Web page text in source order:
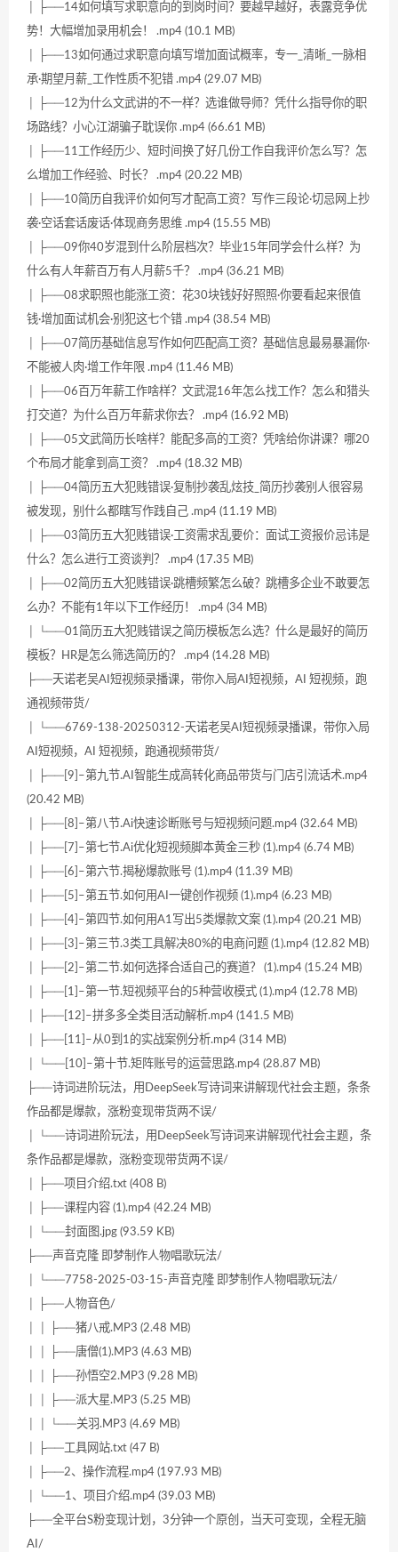
│ ├──14如何填写求职意向的到岗时间？要越早越好，表露竞争优
势！大幅增加录用机会！ .mp4 (10.1 MB)
│ ├──13如何通过求职意向填写增加面试概率，专一_清晰_一脉相
承·期望月薪_工作性质不犯错 .mp4 (29.07 MB)
│ ├──12为什么文武讲的不一样？选谁做导师？凭什么指导你的职
场路线？小心江湖骗子耽误你 .mp4 (66.61 MB)
│ ├──11工作经历少、短时间换了好几份工作自我评价怎么写？怎
么增加工作经验、时长？ .mp4 (20.22 MB)
│ ├──10简历自我评价如何写才配高工资？写作三段论·切忌网上抄
袭·空话套话废话·体现商务思维 .mp4 (15.55 MB)
│ ├──09你40岁混到什么阶层档次？毕业15年同学会什么样？为
什么有人年薪百万有人月薪5千？ .mp4 (36.21 MB)
│ ├──08求职照也能涨工资：花30块钱好好照照·你要看起来很值
钱·增加面试机会·别犯这七个错 .mp4 (38.54 MB)
│ ├──07简历基础信息写作如何匹配高工资？基础信息最易暴漏你·
不能被人肉·增工作年限 .mp4 (11.46 MB)
│ ├──06百万年薪工作啥样？文武混16年怎么找工作？怎么和猎头
打交道？为什么百万年薪求你去？ .mp4 (16.92 MB)
│ ├──05文武简历长啥样？能配多高的工资？凭啥给你讲课？哪20
个布局才能拿到高工资？ .mp4 (18.32 MB)
│ ├──04简历五大犯贱错误·复制抄袭乱炫技_简历抄袭别人很容易
被发现，别什么都瞎写作践自己 .mp4 (11.19 MB)
│ ├──03简历五大犯贱错误·工资需求乱要价：面试工资报价忌讳是
什么？怎么进行工资谈判？ .mp4 (17.35 MB)
│ ├──02简历五大犯贱错误·跳槽频繁怎么破？跳槽多企业不敢要怎
么办？不能有1年以下工作经历！ .mp4 (34 MB)
│ └──01简历五大犯贱错误之简历模板怎么选？什么是最好的简历
模板？HR是怎么筛选简历的？ .mp4 (14.28 MB)
├──天诺老吴AI短视频录播课，带你入局AI短视频，AI 短视频，跑
通视频带货/
│ └──6769-138-20250312-天诺老吴AI短视频录播课，带你入局
AI短视频，AI 短视频，跑通视频带货/
│ ├──[9]–第九节.AI智能生成高转化商品带货与门店引流话术.mp4
(20.42 MB)
│ ├──[8]–第八节.Ai快速诊断账号与短视频问题.mp4 (32.64 MB)
│ ├──[7]–第七节.Ai优化短视频脚本黄金三秒 (1).mp4 (6.74 MB)
│ ├──[6]–第六节.揭秘爆款账号 (1).mp4 (11.39 MB)
│ ├──[5]–第五节.如何用AI一键创作视频 (1).mp4 (6.23 MB)
│ ├──[4]–第四节.如何用A1写出5类爆款文案 (1).mp4 (20.21 MB)
│ ├──[3]–第三节.3类工具解决80%的电商问题 (1).mp4 (12.82 MB)
│ ├──[2]–第二节.如何选择合适自己的赛道？ (1).mp4 (15.24 MB)
│ ├──[1]–第一节.短视频平台的5种营收模式 (1).mp4 (12.78 MB)
│ ├──[12]–拼多多全类目活动解析.mp4 (141.5 MB)
│ ├──[11]–从0到1的实战案例分析.mp4 (314 MB)
│ └──[10]–第十节.矩阵账号的运营思路.mp4 (28.87 MB)
├──诗词进阶玩法，用DeepSeek写诗词来讲解现代社会主题，条条
作品都是爆款，涨粉变现带货两不误/
│ └──诗词进阶玩法，用DeepSeek写诗词来讲解现代社会主题，条
条作品都是爆款，涨粉变现带货两不误/
│ ├──项目介绍.txt (408 B)
│ ├──课程内容 (1).mp4 (42.24 MB)
│ └──封面图.jpg (93.59 KB)
├──声音克隆 即梦制作人物唱歌玩法/
│ └──7758-2025-03-15-声音克隆 即梦制作人物唱歌玩法/
│ ├──人物音色/
│ │ ├──猪八戒.MP3 (2.48 MB)
│ │ ├──唐僧(1).MP3 (4.63 MB)
│ │ ├──孙悟空2.MP3 (9.28 MB)
│ │ ├──派大星.MP3 (5.25 MB)
│ │ └──关羽.MP3 (4.69 MB)
│ ├──工具网站.txt (47 B)
│ ├──2、操作流程.mp4 (197.93 MB)
│ └──1、项目介绍.mp4 (39.03 MB)
├──全平台S粉变现计划，3分钟一个原创，当天可变现，全程无脑
AI/